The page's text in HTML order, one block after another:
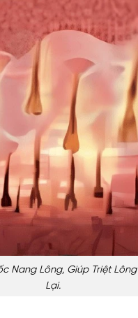
Nang Lông, Giúp Triệt
Lại.